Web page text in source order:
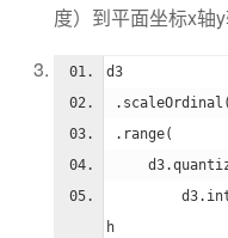
度）到平面坐标x轴y
d3
.range(
h